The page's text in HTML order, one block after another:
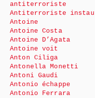
antiterroriste
Antiterroriste
Antoine
Antoine Costa
Antoine D’Agata
Antoine voit
Anton Ciliga
Antonella Monetti
Antoni Gaudi
Antonio échappe
Antonio Ferrara